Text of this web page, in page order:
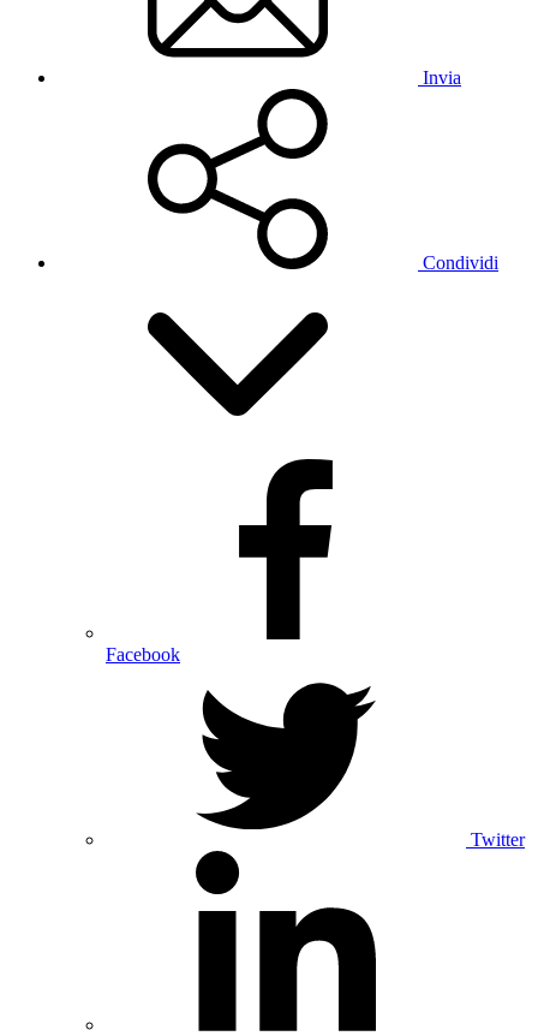
Invia
Condividi
Facebook
Twitter